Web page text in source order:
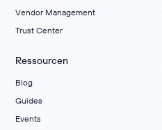
Vendor Management
Trust Center
Ressourcen
Blog
Guides
Events